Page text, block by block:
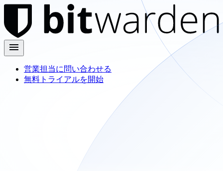
営業担当に問い合わせる
無料トライアルを開始